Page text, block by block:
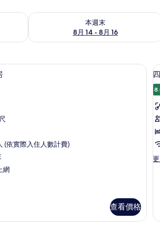
況
本週末
8月 14 - 8月 16
查看本週末 (8月 14 - 8月 16) 的供應情
雙人或雙床房 | 免費無線上網、床單
分
(依實際入住人數計費)
網
查看價格
顯
更
情